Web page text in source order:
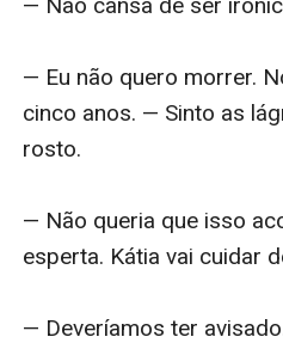
— Eu não quero morrer.
cinco anos. — Sinto as
rosto.
— Não queria que isso
esperta. Kátia vai cuidar
— Deveríamos ter